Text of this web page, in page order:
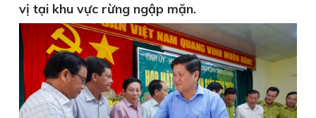
vị tại khu vực rừng ngập mặn.